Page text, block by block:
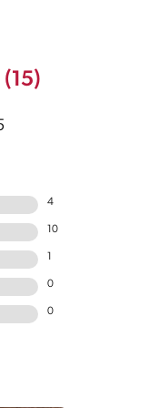
4
10
1
0
0